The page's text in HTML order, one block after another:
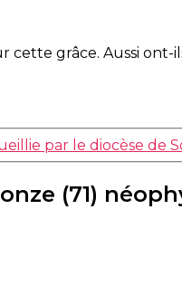
grâce. Aussi ont-
par le diocèse de
(71)